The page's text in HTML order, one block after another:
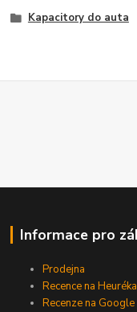
Kapacitory do auta
Informace pro
Prodejna
Recence na
Recenze na Google